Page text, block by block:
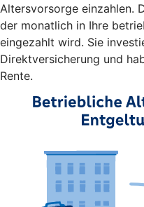
Altersvorsorge einzahlen.
der monatlich in Ihre
eingezahlt wird. Sie
Direktversicherung und
Rente.